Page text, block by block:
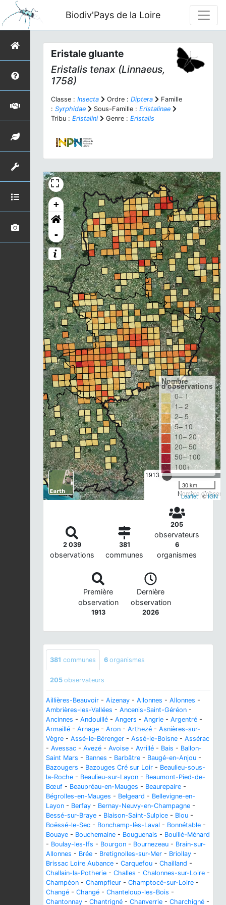
Biodiv'Pays de la Loire
Eristale gluante
Eristalis tenax (Linnaeus,
1758)
Classe : Insecta Ordre : Diptera
Famille
: Syrphidae Sous-Famille : Eristalinae
Tribu : Eristalini Genre : Eristalis
+
-
1913
Nombre
Nombre
d'observations
0– 1
1– 2
2– 5
5– 10
10– 20
20– 50
50– 100
100+
30 km
Leaflet| ©IGN
2 039
observations
381
communes
205
observateurs
6
organismes
Première
observation
1913
Dernière
observation
2026
381 communes 6 organismes
205 observateurs
Aillières-Beauvoir - Aizenay - Allonnes - Allonnes -
Ambrières-les-Vallées - Ancenis-Saint-Géréon -
Ancinnes - Andouillé - Angers - Angrie - Argentré -
Armaillé - Arnage - Aron - Arthezé - Asnières-sur-
Vègre - Assé-le-Bérenger - Assé-le-Boisne - Assérac
- Avessac - Avezé - Avoise - Avrillé - Bais - Ballon-
Saint Mars - Bannes - Barbâtre - Baugé-en-Anjou -
Bazougers - Bazouges Cré sur Loir - Beaulieu-sous-
la-Roche - Beaulieu-sur-Layon - Beaumont-Pied-de-
Bœuf - Beaupréau-en-Mauges - Beaurepaire -
Bégrolles-en-Mauges - Belgeard - Bellevigne-en-
Layon - Berfay - Bernay-Neuvy-en-Champagne -
Bessé-sur-Braye - Blaison-Saint-Sulpice - Blou -
Boëssé-le-Sec - Bonchamp-lès-Laval - Bonnétable -
Bouaye - Bouchemaine - Bouguenais - Bouillé-Ménard
- Boulay-les-Ifs - Bourgon - Bournezeau - Brain-sur-
Allonnes - Brée - Bretignolles-sur-Mer - Briollay -
Brissac Loire Aubance - Carquefou - Chailland -
Challain-la-Potherie - Challes - Chalonnes-sur-Loire -
Champéon - Champfleur - Champtocé-sur-Loire -
Changé - Changé - Chanteloup-les-Bois -
Chantonnay - Chantrigné - Chanverrie - Charchigné -